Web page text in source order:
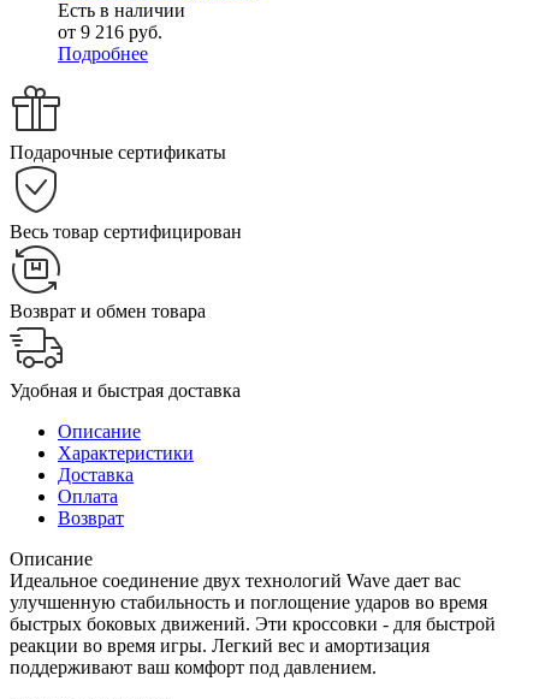
Есть в наличии
от 9 216 руб.
Подробнее
Подарочные сертификаты
Весь товар сертифицирован
Возврат и обмен товара
Удобная и быстрая доставка
Описание
Характеристики
Доставка
Оплата
Возврат
Описание
Идеальное соединение двух технологий Wave дает вас
улучшенную стабильность и поглощение ударов во время
быстрых боковых движений. Эти кроссовки - для быстрой
реакции во время игры. Легкий вес и амортизация
поддерживают ваш комфорт под давлением.